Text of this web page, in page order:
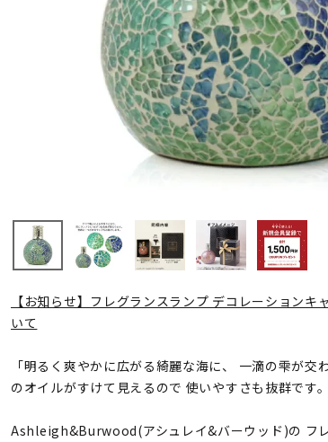
【お知らせ】フレグランスランプ デコレーションキ
いて
「明るく爽やかに広がる綺麗な海に、 一滴の雫が交
のオイルがすけて見えるので 使いやすさも抜群です。
Ashleigh&Burwood(アシュレイ&バーウッド)の フ